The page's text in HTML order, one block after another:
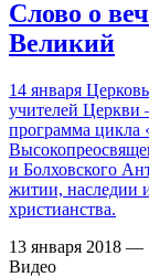
Слово о
Великий
14 января
учителей Церкви
программа цикла
и Болховского
житии, наследии
христианства.
13 января 2018 —
Видео